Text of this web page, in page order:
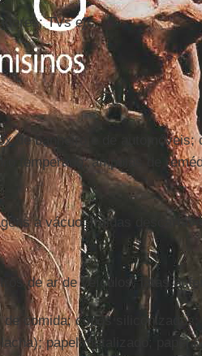
TVs etc.
de banheiro e de automóveis;
temperado; ampolas de
a vácuo; fraldas
de ar de veículos, latas
de comida; copos
papel metalizado; papel